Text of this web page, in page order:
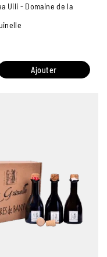
Uili - Domaine de la
Ajouter